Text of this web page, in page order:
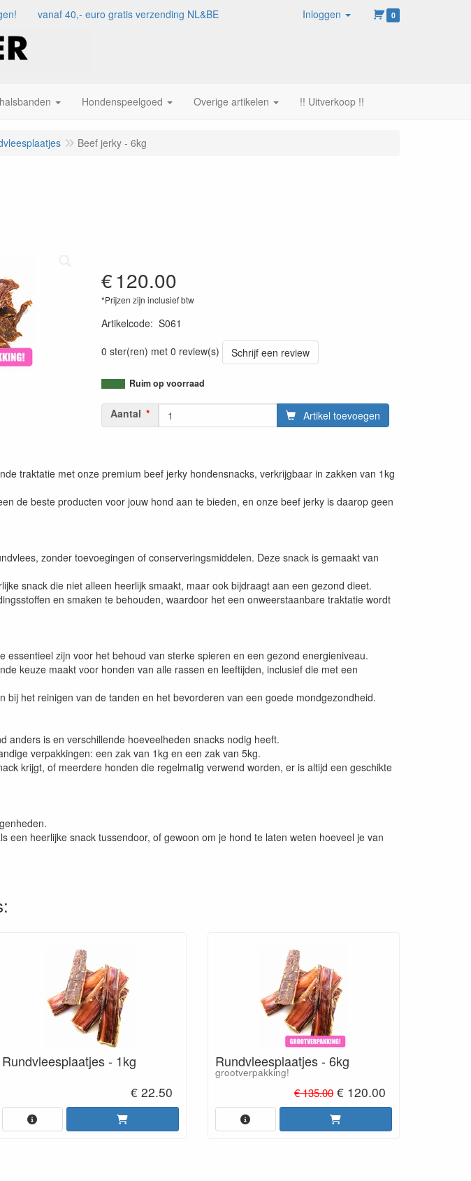
vanaf 40,- euro gratis verzending NL&BE Inloggen 0
Hondenspeelgoed Overige artikelen !! Uitverkoop !!
Beef jerky - 6kg
€120.00
*Prijzen zijn inclusief btw
Artikelcode: S061
0 ster(ren) met 0 review(s)
Schrijf een review
Ruim op voorraad
Aantal Artikel toevoegen
traktatie met onze premium beef jerky hondensnacks, verkrijgbaar in zakken van 1kg
de beste producten voor jouw hond aan te bieden, en onze beef jerky is daarop geen
zonder toevoegingen of conserveringsmiddelen. Deze snack is gemaakt van
snack die niet alleen heerlijk smaakt, maar ook bijdraagt aan een gezond dieet.
en smaken te behouden, waardoor het een onweerstaanbare traktatie wordt
essentieel zijn voor het behoud van sterke spieren en een gezond energieniveau.
keuze maakt voor honden van alle rassen en leeftijden, inclusief die met een
bij het reinigen van de tanden en het bevorderen van een goede mondgezondheid.
anders is en verschillende hoeveelheden snacks nodig heeft.
verpakkingen: een zak van 1kg en een zak van 5kg.
krijgt, of meerdere honden die regelmatig verwend worden, er is altijd een geschikte
een heerlijke snack tussendoor, of gewoon om je hond te laten weten hoeveel je van
Rundvleesplaatjes - 1kg
€ 22.50
Rundvleesplaatjes - 6kg
grootverpakking!
€ 135.00€ 120.00